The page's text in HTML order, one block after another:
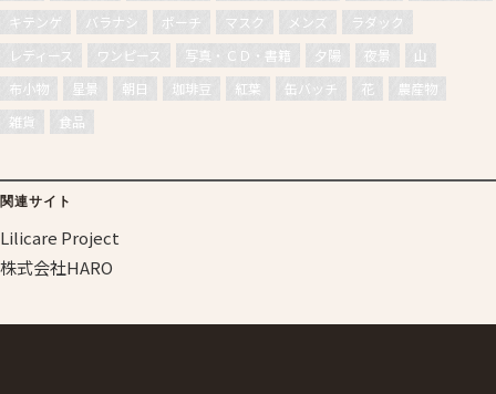
キテンゲ バラナシ ポーチ マスク メンズ
ラダック
レディース
ワンピース 写真・ＣＤ・書籍 夕陽 夜景
山
布小物
星景 朝日 珈琲豆 紅葉 缶バッチ 花
農産物
雑貨
食品
関連サイト
Lilicare Project
株式会社HARO